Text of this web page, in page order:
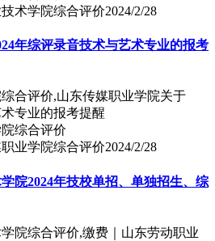
术学院综合评价2024/2/28
年综评录音技术与艺术专业的报考
合评价,山东传媒职业学院关于
专业的报考提醒
业学院综合评价2024/2/28
院2024年技校单招、单独招生、综
院综合评价,缴费｜山东劳动职业